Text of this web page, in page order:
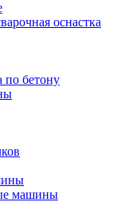
оснастка
по бетону
машины